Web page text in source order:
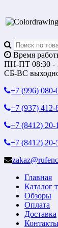
Время
ПН-ПТ 08:30 -
СБ-ВС
+7 (996) 080-
+7 (937) 412-
+7 (8412) 20-
+7 (8412) 20-
Главная
Каталог
Обзоры
Оплата
Доставка
Контакты